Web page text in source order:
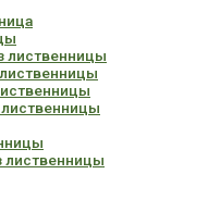
лиственницы
лиственницы